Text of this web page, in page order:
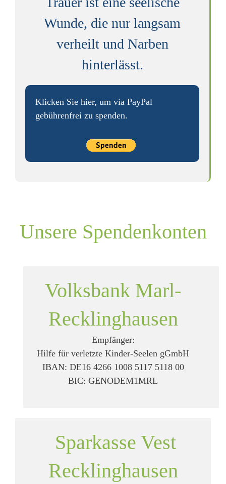
Wunde, die nur langsam
verheilt und Narben
hinterlässt.
Klicken Sie hier, um via PayPal
gebühren­­frei zu spenden.
Unsere Spendenkonten
Volksbank Marl-
Recklinghausen
Empfänger:
Hilfe für verletzte Kinder-Seelen gGmbH
IBAN: DE16 4266 1008 5117 5118 00
BIC: GENODEM1MRL
Sparkasse Vest
Recklinghausen